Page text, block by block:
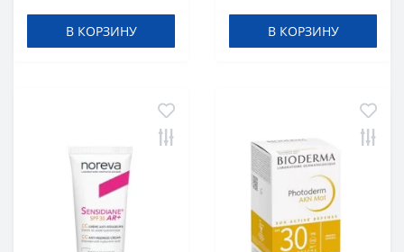
В КОРЗИНУ В КОРЗИНУ